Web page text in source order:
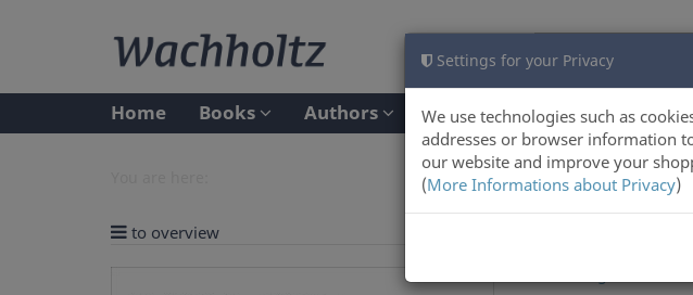
Settings for your Privacy
We use technologies such as
addresses or browser information
our website and improve your
(More Informations about Privacy)
Home Books Authors
to overview